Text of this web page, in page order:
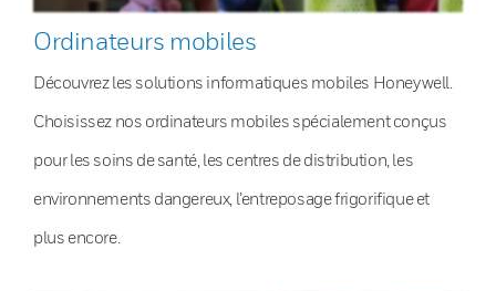
Ordinateurs mobiles
Découvrez les solutions informatiques mobiles Honeywell.
Choisissez nos ordinateurs mobiles spécialement conçus
pour les soins de santé, les centres de distribution, les
environnements dangereux, l’entreposage frigorifique et
plus encore.